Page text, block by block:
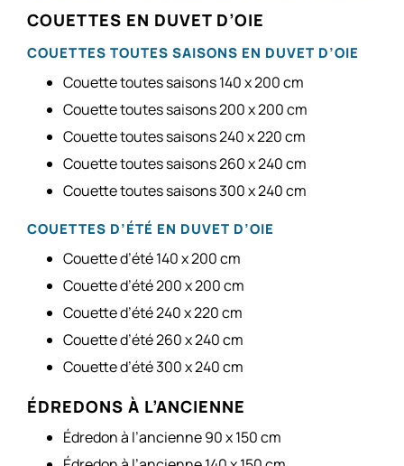
COUETTES EN DUVET D’OIE
COUETTES TOUTES SAISONS EN DUVET D’OIE
Couette toutes saisons 140 x 200 cm
Couette toutes saisons 200 x 200 cm
Couette toutes saisons 240 x 220 cm
Couette toutes saisons 260 x 240 cm
Couette toutes saisons 300 x 240 cm
COUETTES D’ÉTÉ EN DUVET D’OIE
Couette d’été 140 x 200 cm
Couette d’été 200 x 200 cm
Couette d’été 240 x 220 cm
Couette d’été 260 x 240 cm
Couette d’été 300 x 240 cm
ÉDREDONS À L’ANCIENNE
Édredon à l’ancienne 90 x 150 cm